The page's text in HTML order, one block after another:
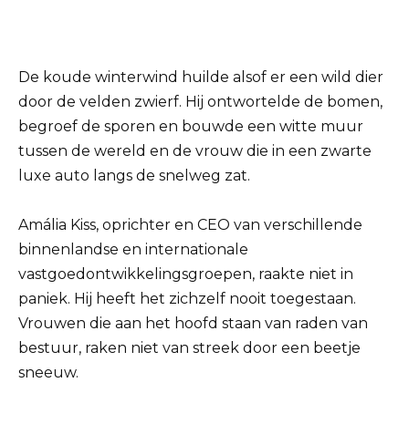
De koude winterwind huilde alsof er een wild dier
door de velden zwierf. Hij ontwortelde de bomen,
begroef de sporen en bouwde een witte muur
tussen de wereld en de vrouw die in een zwarte
luxe auto langs de snelweg zat.
Amália Kiss, oprichter en CEO van verschillende
binnenlandse en internationale
vastgoedontwikkelingsgroepen, raakte niet in
paniek. Hij heeft het zichzelf nooit toegestaan.
Vrouwen die aan het hoofd staan ​​van raden van
bestuur, raken niet van streek door een beetje
sneeuw.